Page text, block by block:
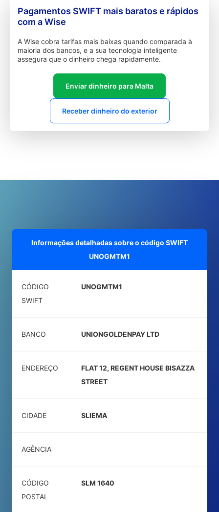
Pagamentos SWIFT mais baratos e rápidos
com a Wise
A Wise cobra tarifas mais baixas quando comparada à
maioria dos bancos, e a sua tecnologia inteligente
assegura que o dinheiro chega rapidamente.
Enviar dinheiro para Malta
Receber dinheiro do exterior
Informações detalhadas sobre o código SWIFT
UNOGMTM1
CÓDIGO
SWIFT
UNOGMTM1
BANCO UNIONGOLDENPAY LTD
ENDEREÇO
FLAT 12, REGENT HOUSE BISAZZA
STREET
CIDADE SLIEMA
AGÊNCIA
CÓDIGO
POSTAL
SLM 1640